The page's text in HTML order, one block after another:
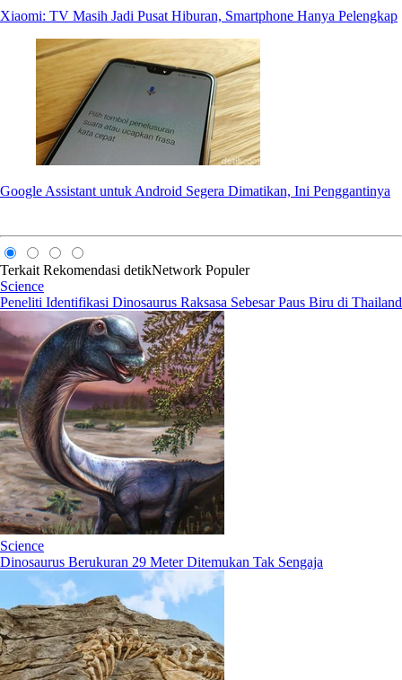
Xiaomi: TV Masih Jadi Pusat Hiburan, Smartphone Hanya Pelengkap
Google Assistant untuk Android Segera Dimatikan, Ini Penggantinya
Terkait Rekomendasi detikNetwork Populer
Science
Peneliti Identifikasi Dinosaurus Raksasa Sebesar Paus Biru di Thailand
Science
Dinosaurus Berukuran 29 Meter Ditemukan Tak Sengaja